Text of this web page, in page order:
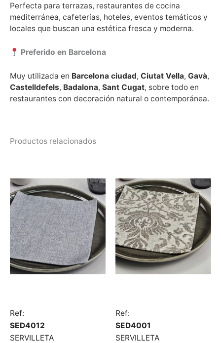
Perfecta para terrazas, restaurantes de cocina
mediterránea, cafeterías, hoteles, eventos temáticos y
locales que buscan una estética fresca y moderna.
Preferido en Barcelona
Muy utilizada en Barcelona ciudad, Ciutat Vella, Gavà,
Castelldefels, Badalona, Sant Cugat, sobre todo en
restaurantes con decoración natural o contemporánea.
Productos relacionados
Ref:
SED4012
SERVILLETA
Ref:
SED4001
SERVILLETA